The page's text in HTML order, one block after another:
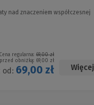
nad znaczeniem współczesnej
Cena regularna: 69,00 zł
obniżką: 69,00 zł
od: 69,00 zł Więcej